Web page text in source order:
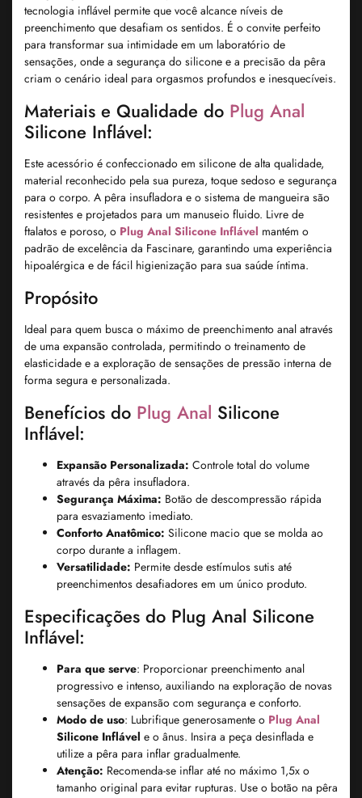
tecnologia inflável permite que você alcance níveis de
preenchimento que desafiam os sentidos. É o convite perfeito
para transformar sua intimidade em um laboratório de
sensações, onde a segurança do silicone e a precisão da pêra
criam o cenário ideal para orgasmos profundos e inesquecíveis.
Materiais e Qualidade do Plug Anal
Silicone Inflável:
Este acessório é confeccionado em silicone de alta qualidade,
material reconhecido pela sua pureza, toque sedoso e segurança
para o corpo. A pêra insufladora e o sistema de mangueira são
resistentes e projetados para um manuseio fluido. Livre de
ftalatos e poroso, o Plug Anal Silicone Inflável mantém o
padrão de excelência da Fascinare, garantindo uma experiência
hipoalérgica e de fácil higienização para sua saúde íntima.
Propósito
Ideal para quem busca o máximo de preenchimento anal através
de uma expansão controlada, permitindo o treinamento de
elasticidade e a exploração de sensações de pressão interna de
forma segura e personalizada.
Benefícios do Plug Anal Silicone
Inflável:
Expansão Personalizada: Controle total do volume
através da pêra insufladora.
Segurança Máxima: Botão de descompressão rápida
para esvaziamento imediato.
Conforto Anatômico: Silicone macio que se molda ao
corpo durante a inflagem.
Versatilidade: Permite desde estímulos sutis até
preenchimentos desafiadores em um único produto.
Especificações do Plug Anal Silicone
Inflável:
Para que serve: Proporcionar preenchimento anal
progressivo e intenso, auxiliando na exploração de novas
sensações de expansão com segurança e conforto.
Modo de uso: Lubrifique generosamente o Plug Anal
Silicone Inflável e o ânus. Insira a peça desinflada e
utilize a pêra para inflar gradualmente.
Atenção: Recomenda-se inflar até no máximo 1,5x o
tamanho original para evitar rupturas. Use o botão na pêra